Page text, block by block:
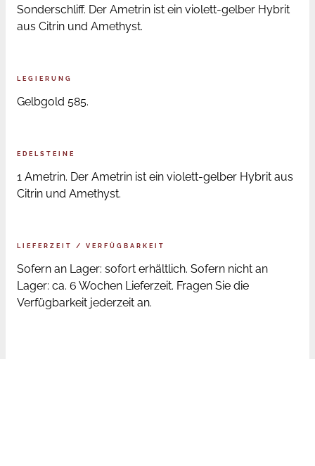
Sonderschliff. Der Ametrin ist ein violett-gelber Hybrit
aus Citrin und Amethyst.
LEGIERUNG
Gelbgold 585.
EDELSTEINE
1 Ametrin. Der Ametrin ist ein violett-gelber Hybrit aus
Citrin und Amethyst.
LIEFERZEIT / VERFÜGBARKEIT
Sofern an Lager: sofort erhältlich. Sofern nicht an
Lager: ca. 6 Wochen Lieferzeit. Fragen Sie die
Verfügbarkeit jederzeit an.